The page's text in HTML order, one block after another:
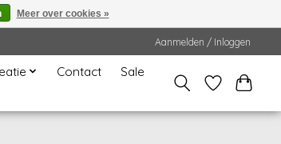
Aanmelden / Inloggen
Contact
Sale
Meer over cookies »